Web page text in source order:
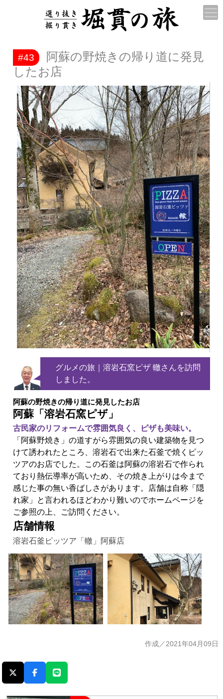
#43 阿蘇の野焼きの帰り道に発見
したお店
グルメの旅｜溶岩石窯ピザ 轍さんを訪問
しました。
阿蘇の野焼きの帰り道に発見したお店
阿蘇「溶岩石窯ピザ」
古民家のリフォームで雰囲気良く、ピザも美味い。
「阿蘇野焼き」の道すがら雰囲気の良い建築物を見つ
けて誘われたところ、溶岩石で出来た石釜で焼くピッ
ツアのお店でした。この石釜は阿蘇の溶岩石で作られ
ており熱伝導率が高いため、その焼き上がりは今まで
感じた事の無い香ばしさがあります。店舗は自称「隠
れ家」と言われるほどわかり難いのでホームページを
ご参照の上、ご訪問ください。
店舗情報
溶岩石釜ピッツア「轍」阿蘇店
作成／2021年04月09日